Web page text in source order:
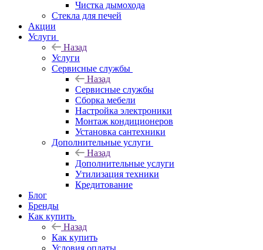
Чистка дымохода
Стекла для печей
Акции
Услуги
Назад
Услуги
Сервисные службы
Назад
Сервисные службы
Сборка мебели
Настройка электроники
Монтаж кондиционеров
Установка сантехники
Дополнительные услуги
Назад
Дополнительные услуги
Утилизация техники
Кредитование
Блог
Бренды
Как купить
Назад
Как купить
Условия оплаты